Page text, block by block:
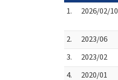
1.
2026/02/10
2.
2023/06
3.
2023/02
4.
2020/01